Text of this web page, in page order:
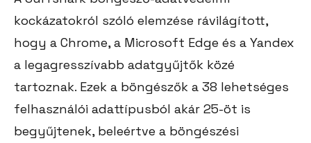
kockázatokról szóló elemzése rávilágított,
hogy a Chrome, a Microsoft Edge és a Yandex
a legagresszívabb adatgyűjtők közé
tartoznak. Ezek a böngészők a 38 lehetséges
felhasználói adattípusból akár 25-öt is
begyűjtenek, beleértve a böngészési